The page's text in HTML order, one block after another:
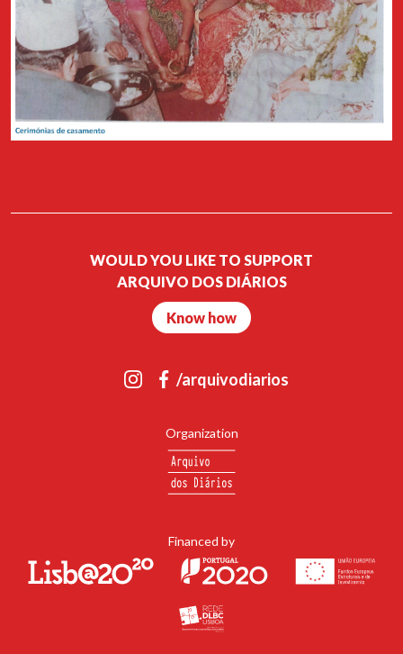
WOULD YOU LIKE TO SUPPORT
ARQUIVO DOS DIÁRIOS
Know how
/arquivodiarios
Organization
Financed by